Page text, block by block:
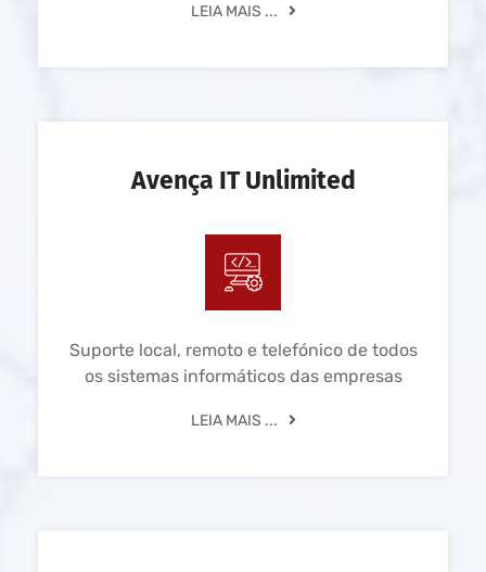
LEIA MAIS ...
Avença IT Unlimited
Suporte local, remoto e telefónico de todos
os sistemas informáticos das empresas
LEIA MAIS ...